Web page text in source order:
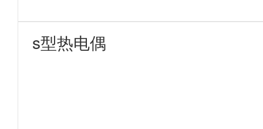
s型热电偶